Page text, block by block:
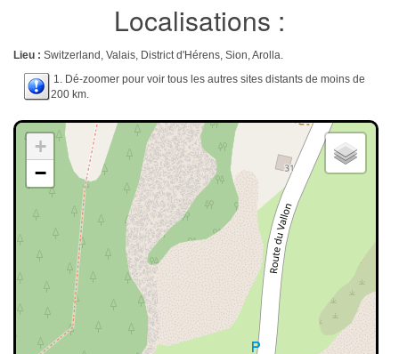
Localisations :
Lieu : Switzerland, Valais, District d'Hérens, Sion, Arolla.
1. Dé-zoomer pour voir tous les autres sites distants de moins de
200 km.
+
−